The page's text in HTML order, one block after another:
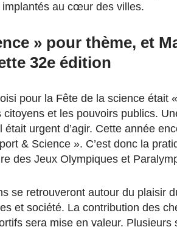
au cœur des villes.
» pour thème, et
32e édition
pour la Fête de la science était
et les pouvoirs publics.
était urgent d’agir. Cette année
& Science ». C’est donc la
des Jeux Olympiques et
se retrouveront autour du plaisir
et société. La contribution des
sera mise en valeur.